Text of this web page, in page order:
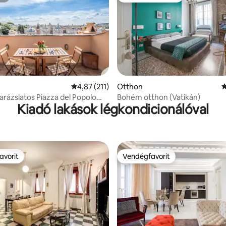
210 vélemény Átlagos értékelés: 5/4,87, 211 vélemény
4,87 (211)
Piazza del Popolo
Otthon
Bohém otthon (Vatikán)
Kiadó lakások légkondicionálóval
Vendégfavorit
Vendégfavorit